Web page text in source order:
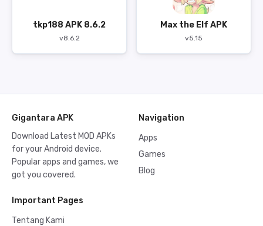
tkp188 APK 8.6.2
v8.6.2
Max the Elf APK
v5.15
Gigantara APK
Download Latest MOD APKs
for your Android device.
Popular apps and games, we
got you covered.
Navigation
Apps
Games
Blog
Important Pages
Tentang Kami